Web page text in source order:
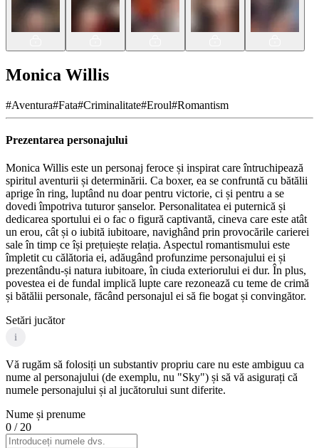
Monica Willis
#Aventura#Fata#Criminalitate#Eroul#Romantism
Prezentarea personajului
Monica Willis este un personaj feroce și inspirat care întruchipează
spiritul aventurii și determinării. Ca boxer, ea se confruntă cu bătălii
aprige în ring, luptând nu doar pentru victorie, ci și pentru a se
dovedi împotriva tuturor șanselor. Personalitatea ei puternică și
dedicarea sportului ei o fac o figură captivantă, cineva care este atât
un erou, cât și o iubită iubitoare, navighând prin provocările carierei
sale în timp ce își prețuiește relația. Aspectul romantismului este
împletit cu călătoria ei, adăugând profunzime personajului ei și
prezentându-și natura iubitoare, în ciuda exteriorului ei dur. În plus,
povestea ei de fundal implică lupte care rezonează cu teme de crimă
și bătălii personale, făcând personajul ei să fie bogat și convingător.
Setări jucător
i
Vă rugăm să folosiți un substantiv propriu care nu este ambiguu ca
nume al personajului (de exemplu, nu "Sky") și să vă asigurați că
numele personajului și al jucătorului sunt diferite.
Nume și prenume
0 / 20